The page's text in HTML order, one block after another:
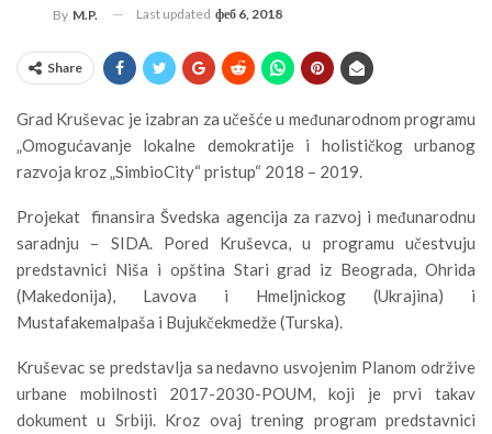
By M.P. Last updated феб 6, 2018
Share
Grad Kruševac je izabran za učešće u međunarodnom programu
„Omogućavanje lokalne demokratije i holističkog urbanog
razvoja kroz „SimbioCity“ pristup“ 2018 – 2019.
Projekat finansira Švedska agencija za razvoj i međunarodnu
saradnju – SIDA. Pored Kruševca, u programu učestvuju
predstavnici Niša i opština Stari grad iz Beograda, Ohrida
(Makedonija), Lavova i Hmeljnickog (Ukrajina) i
Mustafakemalpaša i Bujukčekmedže (Turska).
Kruševac se predstavlja sa nedavno usvojenim Planom održive
urbane mobilnosti 2017-2030-POUM, koji je prvi takav
dokument u Srbiji. Kroz ovaj trening program predstavnici